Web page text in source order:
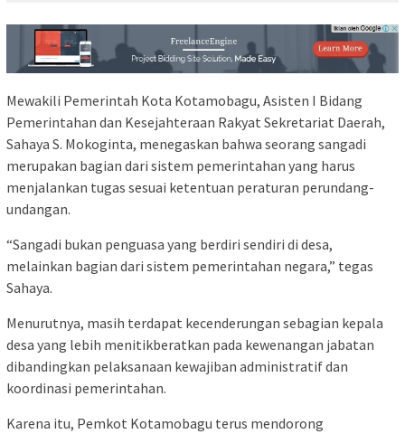
Mewakili Pemerintah Kota Kotamobagu, Asisten I Bidang
Pemerintahan dan Kesejahteraan Rakyat Sekretariat Daerah,
Sahaya S. Mokoginta, menegaskan bahwa seorang sangadi
merupakan bagian dari sistem pemerintahan yang harus
menjalankan tugas sesuai ketentuan peraturan perundang-
undangan.
“Sangadi bukan penguasa yang berdiri sendiri di desa,
melainkan bagian dari sistem pemerintahan negara,” tegas
Sahaya.
Menurutnya, masih terdapat kecenderungan sebagian kepala
desa yang lebih menitikberatkan pada kewenangan jabatan
dibandingkan pelaksanaan kewajiban administratif dan
koordinasi pemerintahan.
Karena itu, Pemkot Kotamobagu terus mendorong